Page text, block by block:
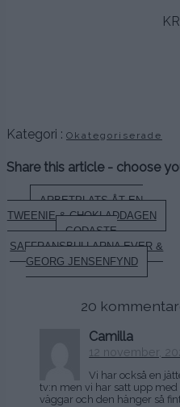
Kategori : Okategoriserade
Share this article - choose
Inläggsnavigering
ARBETPLATS ÅT EN
TWEENIE & CHOKLADDAGEN
GODASTE
SAFFRANSBULLARNA EVER &
GEORG JENSENFYND
20
Camilla
12 november,
Vi har också en
tv:n men vi har satt upp
väggar och den hänger så